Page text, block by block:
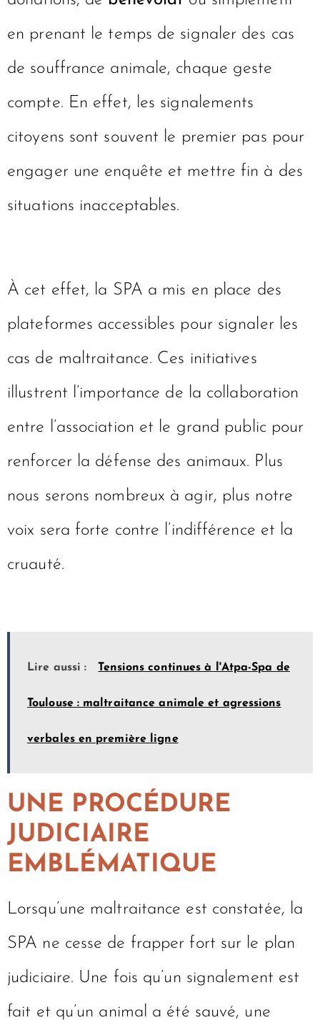
en prenant le temps de signaler des cas
de souffrance animale, chaque geste
compte. En effet, les signalements
citoyens sont souvent le premier pas pour
engager une enquête et mettre fin à des
situations inacceptables.
À cet effet, la SPA a mis en place des
plateformes accessibles pour signaler les
cas de maltraitance. Ces initiatives
illustrent l’importance de la collaboration
entre l’association et le grand public pour
renforcer la défense des animaux. Plus
nous serons nombreux à agir, plus notre
voix sera forte contre l’indifférence et la
cruauté.
Lire aussi : Tensions continues à l'Atpa-Spa de
Toulouse : maltraitance animale et agressions
verbales en première ligne
UNE PROCÉDURE
JUDICIAIRE
EMBLÉMATIQUE
Lorsqu’une maltraitance est constatée, la
SPA ne cesse de frapper fort sur le plan
judiciaire. Une fois qu’un signalement est
fait et qu’un animal a été sauvé, une